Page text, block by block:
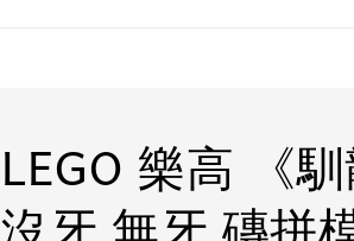
LEGO 樂高 《馴